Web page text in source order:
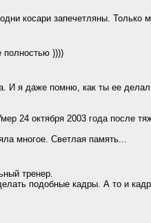
косари запечетляны. Только
))))
я даже помню, как ты ее делал
24 октября 2003 года после
многое. Светлая память...
тренер.
подобные кадры. А то и